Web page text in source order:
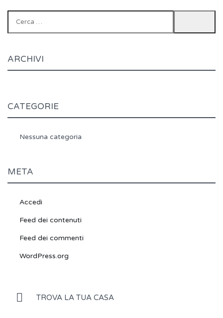
ARCHIVI
CATEGORIE
Nessuna categoria
META
Accedi
Feed dei contenuti
Feed dei commenti
WordPress.org
TROVA LA TUA CASA